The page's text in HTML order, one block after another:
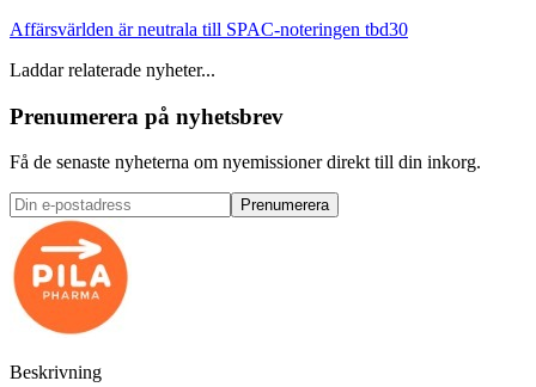
Affärsvärlden är neutrala till SPAC-noteringen tbd30
Laddar relaterade nyheter...
Prenumerera på nyhetsbrev
Få de senaste nyheterna om nyemissioner direkt till din inkorg.
Prenumerera
Beskrivning